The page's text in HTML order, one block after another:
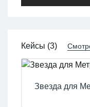
Кейсы (3)
Звезда для